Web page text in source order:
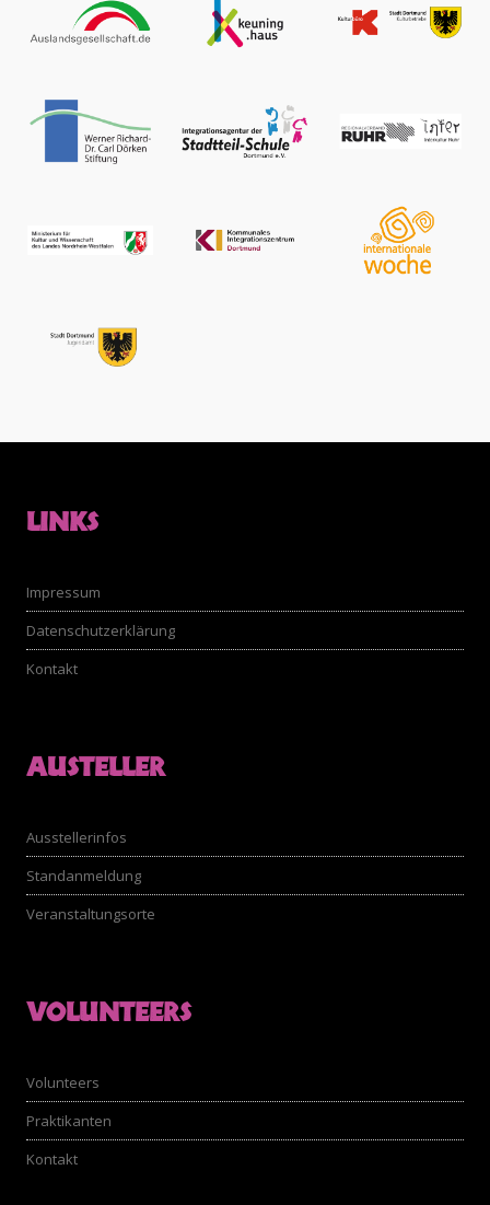
LINKS
Impressum
Datenschutzerklärung
Kontakt
AUSTELLER
Ausstellerinfos
Standanmeldung
Veranstaltungsorte
VOLUNTEERS
Volunteers
Praktikanten
Kontakt